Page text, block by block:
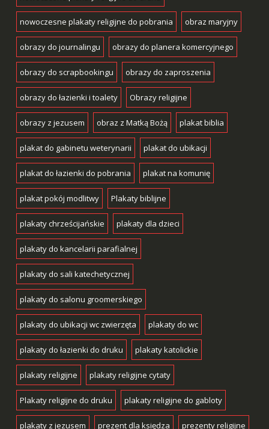
nowoczesne plakaty religijne do pobrania obraz maryjny
obrazy do journalingu obrazy do planera komercyjnego
obrazy do scrapbookingu obrazy do zaproszenia
obrazy do łazienki i toalety Obrazy religijne
obrazy z jezusem obraz z Matką Bożą plakat biblia
plakat do gabinetu weterynarii plakat do ubikacji
plakat do łazienki do pobrania plakat na komunię
plakat pokój modlitwy Plakaty biblijne
plakaty chrześcijańskie plakaty dla dzieci
plakaty do kancelarii parafialnej
plakaty do sali katechetycznej
plakaty do salonu groomerskiego
plakaty do ubikacji wc zwierzęta plakaty do wc
plakaty do łazienki do druku plakaty katolickie
plakaty religijne plakaty religijne cytaty
Plakaty religijne do druku plakaty religijne do gabloty
plakaty z jezusem prezent dla księdza prezenty religijne